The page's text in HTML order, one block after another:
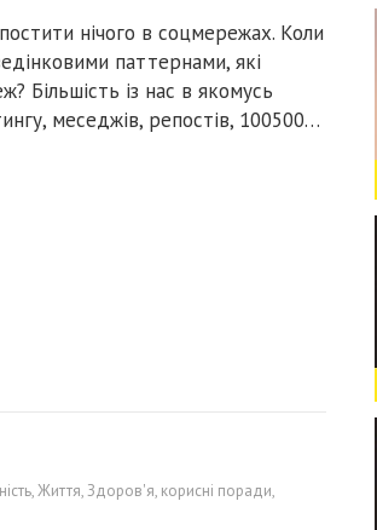
нічого в соцмережах. Коли
паттернами, які
Більшість із нас в якомусь
меседжів, репостів, 100500…
,Життя,Здоров'я, корисні поради,